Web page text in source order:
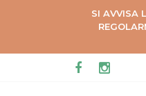
SI AVVISA